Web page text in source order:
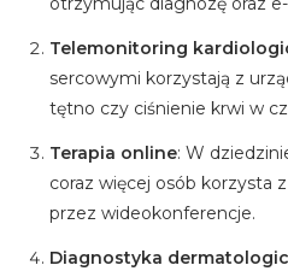
Telemonitoring
sercowymi korzystają z
tętno czy ciśnienie krwi w
Terapia online: W
coraz więcej osób korzysta
przez wideokonferencje.
Diagnostyka